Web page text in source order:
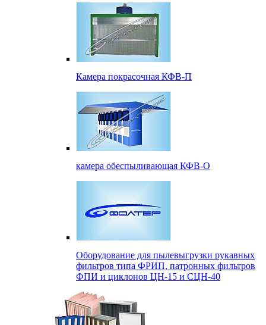
Камера покрасочная КФВ-П
камера обеспыливающая КФВ-О
Оборудование для пылевыгрузки рукавных
фильтров типа ФРИП, патронных фильтров
ФПИ и циклонов ЦН-15 и СЦН-40